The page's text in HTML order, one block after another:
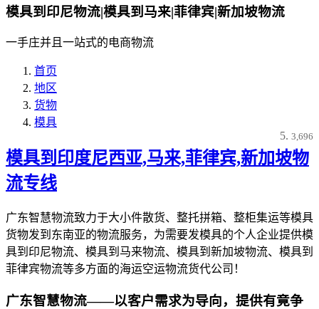
模具到印尼物流|模具到马来|菲律宾|新加坡物流
一手庄并且一站式的电商物流
首页
地区
货物
模具
3,696
模具到印度尼西亚,马来,菲律宾,新加坡物
流专线
广东智慧物流致力于大小件散货、整托拼箱、整柜集运等模具
货物发到东南亚的物流服务，为需要发模具的个人企业提供模
具到印尼物流、模具到马来物流、模具到新加坡物流、模具到
菲律宾物流等多方面的海运空运物流货代公司！
广东智慧物流——以客户需求为导向，提供有竟争